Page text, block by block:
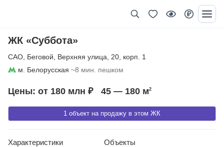
ЖК «Суббота»
САО Беговой Верхняя улица 20 корп. 1
м. Белорусская ~8 мин. пешком
1 объект на продажу в этом ЖК
Цены: от 180 млн ₽ 45 — 180 м2
Характеристики
Объекты